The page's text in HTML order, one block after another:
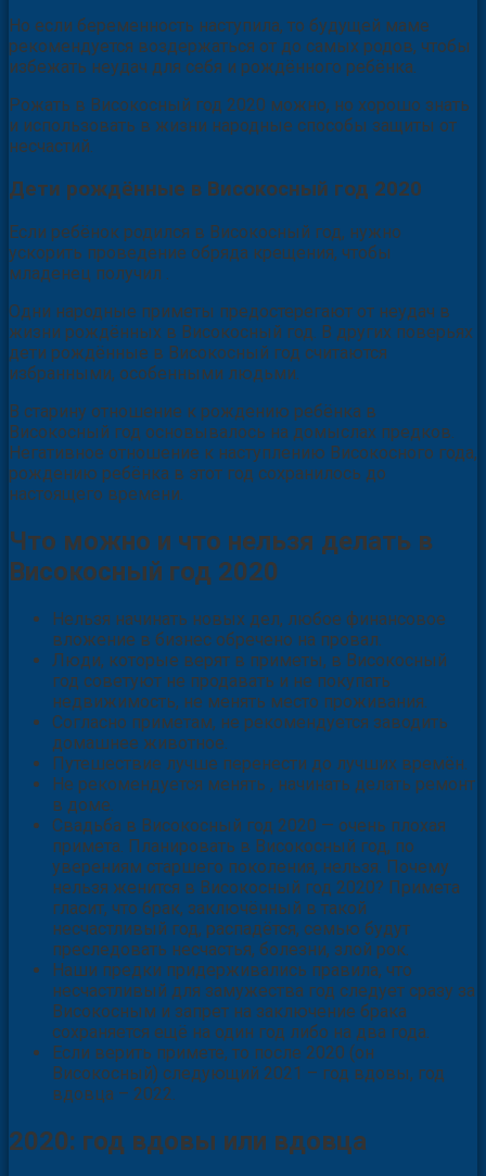
Но если беременность наступила, то будущей маме
рекомендуется воздержаться от до самых родов, чтобы
избежать неудач для себя и рождённого ребёнка.
Рожать в Високосный год 2020 можно, но хорошо знать
и использовать в жизни народные способы защиты от
несчастий.
Дети рождённые в Високосный год 2020
Если ребёнок родился в Високосный год, нужно
ускорить проведение обряда крещения, чтобы
младенец получил .
Одни народные приметы предостерегают от неудач в
жизни рождённых в Високосный год. В других поверьях
дети рождённые в Високосный год считаются
избранными, особенными людьми.
В старину отношение к рождению ребёнка в
Високосный год основывалось на домыслах предков.
Негативное отношение к наступлению Високосного года,
рождению ребёнка в этот год сохранилось до
настоящего времени.
Что можно и что нельзя делать в
Високосный год 2020
Нельзя начинать новых дел, любое финансовое
вложение в бизнес обречено на провал.
Люди, которые верят в приметы, в Високосный
год советуют не продавать и не покупать
недвижимость, не менять место проживания.
Согласно приметам, не рекомендуется заводить
домашнее животное.
Путешествие лучше перенести до лучших времён.
Не рекомендуется менять , начинать делать ремонт
в доме.
Свадьба в Високосный год 2020 — очень плохая
примета. Планировать в Високосный год, по
уверениям старшего поколения, нельзя. Почему
нельзя женится в Високосный год 2020? Примета
гласит, что брак, заключённый в такой
несчастливый год, распадётся, семью будут
преследовать несчастья, болезни, злой рок.
Наши предки придерживались правила, что
несчастливый для замужества год следует сразу за
Високосным и запрет на заключение брака
сохраняется ещё на один год либо на два года.
Если верить примете, то после 2020 (он
Високосный) следующий 2021 – год вдовы, год
вдовца – 2022.
2020: год вдовы или вдовца